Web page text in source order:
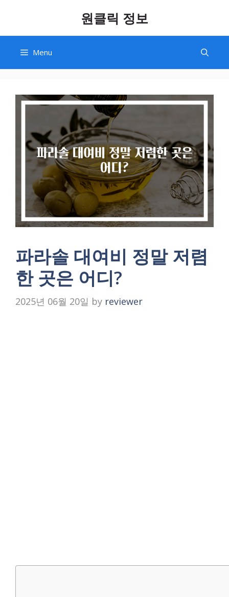
content
원클릭 정보
Menu
파라솔 대여비 정말 저렴
한 곳은 어디?
2025년 06월 20일 by reviewer